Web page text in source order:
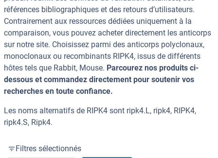
références bibliographiques et des retours d’utilisateurs.
Contrairement aux ressources dédiées uniquement à la
comparaison, vous pouvez acheter directement les anticorps
sur notre site. Choisissez parmi des anticorps polyclonaux,
monoclonaux ou recombinants RIPK4, issus de différents
hôtes tels que Rabbit, Mouse. Parcourez nos produits ci-
dessous et commandez directement pour soutenir vos
recherches en toute confiance.
Les noms alternatifs de RIPK4 sont ripk4.L, ripk4, RIPK4,
ripk4.S, Ripk4.
Filtres sélectionnés